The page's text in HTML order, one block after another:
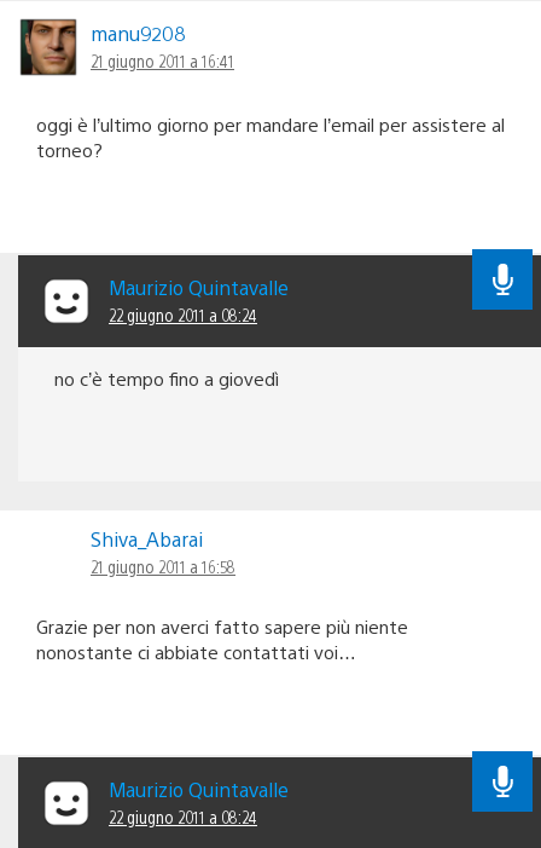
manu9208
21 giugno 2011 a 16:41
oggi è l’ultimo giorno per mandare l’email per assistere al
torneo?
Maurizio Quintavalle
22 giugno 2011 a 08:24
no c’è tempo fino a giovedì
Shiva_Abarai
21 giugno 2011 a 16:58
Grazie per non averci fatto sapere più niente
nonostante ci abbiate contattati voi…
Maurizio Quintavalle
22 giugno 2011 a 08:24